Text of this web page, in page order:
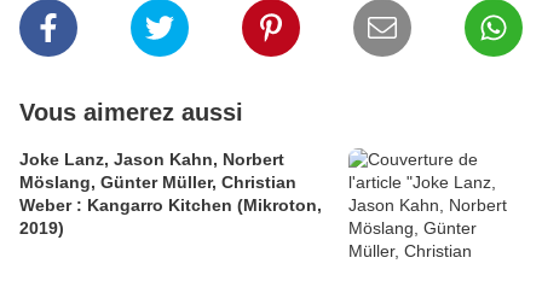
Vous aimerez aussi
Joke Lanz, Jason Kahn, Norbert
Möslang, Günter Müller, Christian
Weber : Kangarro Kitchen (Mikroton,
2019)